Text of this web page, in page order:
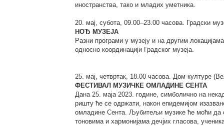
иностранства, тако и младих уметника.
20. мај, субота, 09.00–23.00 часова. Градски
НОЂ МУЗЕЈА
Разни програми у музеју и на другим
односно координацији Градског музеја.
25. мај, четвртак, 18.00 часова. Дом културе
ФЕСТИВАЛ МУЗИЧКЕ ОМЛАДИНЕ СЕНТА
Дана 25. маја 2023. године, симболично на
ришту ће се одржати, након епидемијом
омладине Сента. Љубитељи музике ће моћи да
тоновима и хармонијама дечјих гласова,